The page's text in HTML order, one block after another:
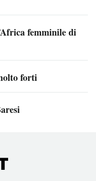
femminile di
forti